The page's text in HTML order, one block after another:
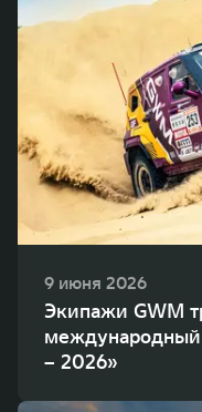
9 июня 2026
Экипажи GWM
– 2026»